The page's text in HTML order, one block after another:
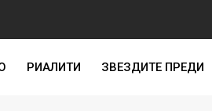
РИАЛИТИ ЗВЕЗДИТЕ ПРЕДИ